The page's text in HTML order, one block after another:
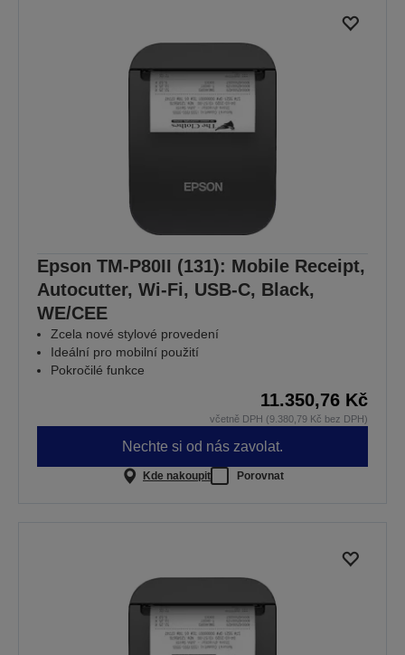
Epson TM-P80II (131): Mobile Receipt,
Autocutter, Wi-Fi, USB-C, Black,
WE/CEE
Zcela nové stylové provedení
Ideální pro mobilní použití
Pokročilé funkce
11.350,76 Kč
včetně DPH (9.380,79 Kč bez DPH)
Nechte si od nás zavolat.
Kde nakoupit Porovnat